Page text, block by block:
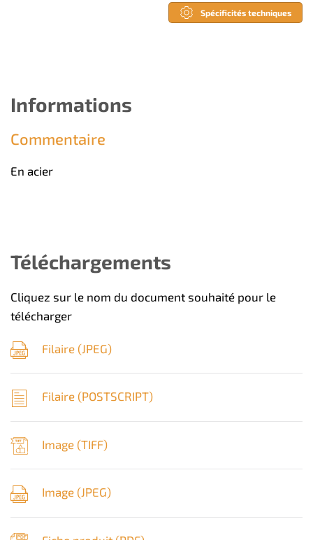
Spécificités techniques
Informations
Commentaire
En acier
Téléchargements
Cliquez sur le nom du document souhaité pour le
télécharger
Filaire (JPEG)
Filaire (POSTSCRIPT)
Image (TIFF)
Image (JPEG)